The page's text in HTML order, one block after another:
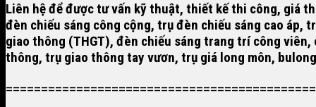
Liên hệ để được tư vấn kỹ thuật, thiết kế thi công, giá
đèn chiếu sáng công cộng, trụ đèn chiếu sáng cao áp,
giao thông (THGT), đèn chiếu sáng trang trí công
thông, trụ giao thông tay vươn, trụ giá long môn,